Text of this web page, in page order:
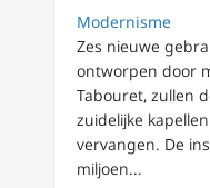
Modernisme
Zes nieuwe
ontworpen door
Tabouret, zullen
zuidelijke
vervangen. De
miljoen...